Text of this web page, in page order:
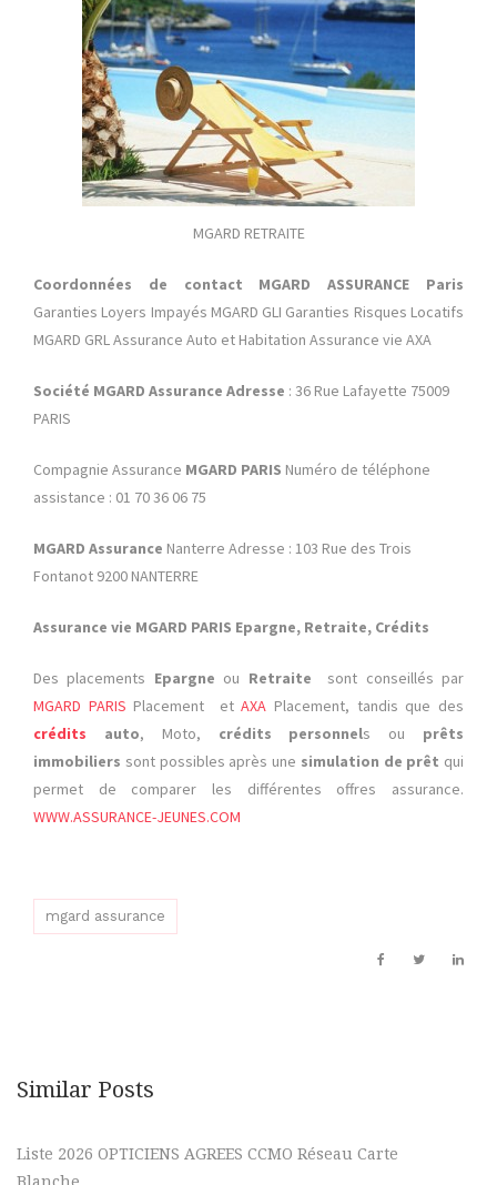
MGARD RETRAITE
Coordonnées de contact MGARD ASSURANCE Paris
Garanties Loyers Impayés MGARD GLI Garanties Risques Locatifs
MGARD GRL Assurance Auto et Habitation Assurance vie AXA
Société MGARD Assurance Adresse : 36 Rue Lafayette 75009
PARIS
Compagnie Assurance MGARD PARIS Numéro de téléphone
assistance : 01 70 36 06 75
MGARD Assurance Nanterre Adresse : 103 Rue des Trois
Fontanot 9200 NANTERRE
Assurance vie MGARD PARIS Epargne, Retraite, Crédits
Des placements Epargne ou Retraite sont conseillés par
MGARD PARIS Placement etAXA Placement, tandis que des
crédits auto, Moto, crédits personnels ou prêts
immobiliers sont possibles après une simulation de prêt qui
permet de comparer les différentes offres assurance.
WWW.ASSURANCE-JEUNES.COM
mgard assurance
Similar Posts
Liste 2026 OPTICIENS AGREES CCMO Réseau Carte